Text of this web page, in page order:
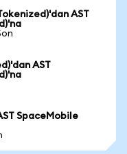
AST
AST
SpaceMobile